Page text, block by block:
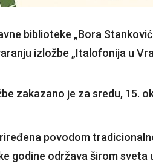
biblioteke „Bora
izložbe „Italofonija u
zakazano je za sredu, 15.
povodom
godine održava širom